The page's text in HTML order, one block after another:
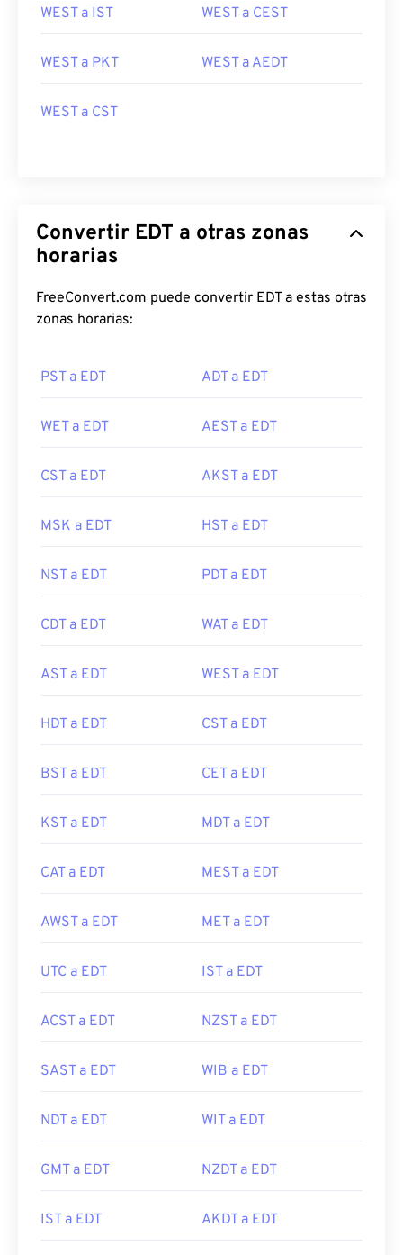
WEST a IST WEST a CEST
WEST a PKT WEST a AEDT
WEST a CST
Convertir EDT a otras zonas
horarias
FreeConvert.com puede convertir EDT a estas otras
zonas horarias:
PST a EDT ADT a EDT
WET a EDT AEST a EDT
CST a EDT AKST a EDT
MSK a EDT HST a EDT
NST a EDT PDT a EDT
CDT a EDT WAT a EDT
AST a EDT WEST a EDT
HDT a EDT CST a EDT
BST a EDT CET a EDT
KST a EDT MDT a EDT
CAT a EDT MEST a EDT
AWST a EDT MET a EDT
UTC a EDT IST a EDT
ACST a EDT NZST a EDT
SAST a EDT WIB a EDT
NDT a EDT WIT a EDT
GMT a EDT NZDT a EDT
IST a EDT AKDT a EDT